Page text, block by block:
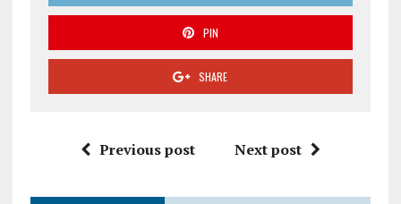
PIN
SHARE
Previous post Next post